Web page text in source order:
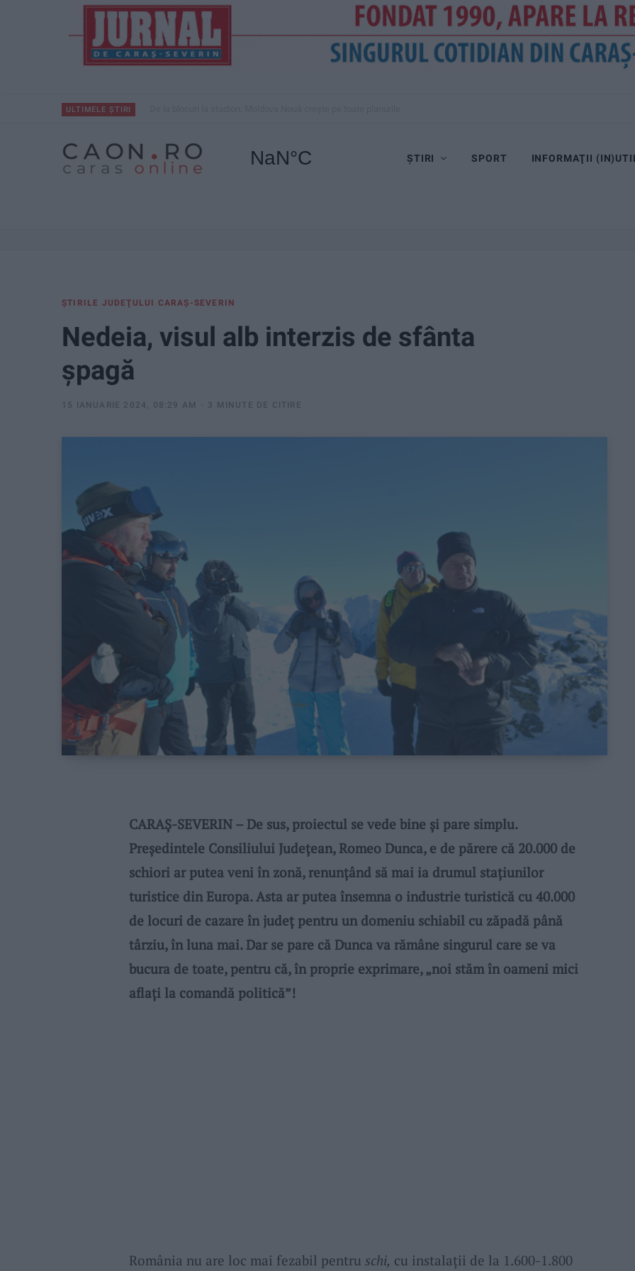
ULTIMELE ȘTIRI
ȘTIRI SPORT INFORMAŢII
ŞTIRILE JUDEŢULUI CARAŞ-SEVERIN
Nedeia, visul alb interzis de sfânta
șpagă
15 IANUARIE 2024, 08:29 AM 3 MINUTE DE CITIRE
CARAȘ-SEVERIN – De sus, proiectul se vede bine și pare simplu.
Președintele Consiliului Județean, Romeo Dunca, e de părere că 20.000 de
schiori ar putea veni în zonă, renunțând să mai ia drumul stațiunilor
turistice din Europa. Asta ar putea însemna o industrie turistică cu 40.000
de locuri de cazare în județ pentru un domeniu schiabil cu zăpadă până
târziu, în luna mai. Dar se pare că Dunca va rămâne singurul care se va
bucura de toate, pentru că, în proprie exprimare, „noi stăm în oameni mici
aflați la comandă politică”!
România nu are loc mai fezabil pentru schi, cu instalații de la 1.600-1.800